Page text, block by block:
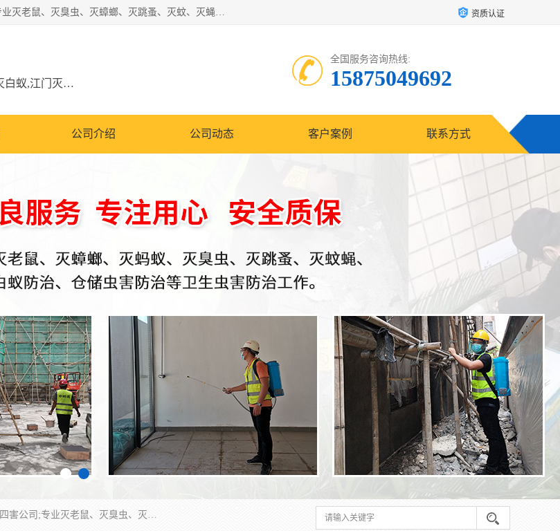
江门市瑞可环境科技有限公司是具有白蚁防治资质的大型专业除四害公司;专业灭老鼠、灭臭虫、灭蟑螂、灭跳蚤、灭蚊、灭蝇、灭白蚁、防蛇等各种害虫的防治。经过多年的努力，公司发展成为集PCO研究、生物制药、害虫防治于一体的专业杀虫灭鼠公司。 资质认证
江门除四害公司,江门灭鼠电话,江门灭蟑螂,江门灭白蚁,江门灭鼠江门
全国服务咨询热线:
15875049692
公司介绍 公司动态 客户案例 联系方式
江门市瑞可环境科技有限公司是具有白蚁防治资质的大型专业除四害公司;专业灭老鼠、灭臭虫、灭蟑螂、灭跳蚤、灭蚊、灭蝇、灭白蚁、防蛇等各种害虫的防治。经过多年的努力，公司发展成为集PCO研究、生物制药、害虫防治于一体的专业杀虫灭鼠公司。